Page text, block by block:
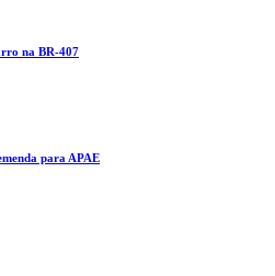
na BR-407
para APAE